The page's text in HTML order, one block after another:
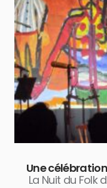
Une
La Nuit du Folk